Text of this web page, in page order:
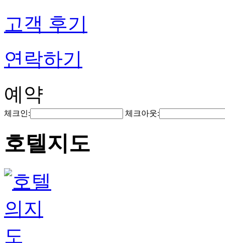
고객 후기
연락하기
예약
체크인: 체크아웃:
호텔지도